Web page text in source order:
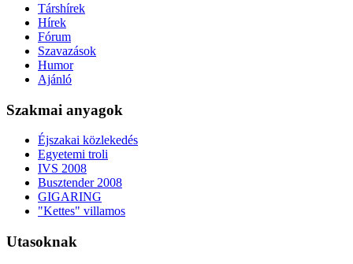
Társhírek
Hírek
Fórum
Szavazások
Humor
Ajánló
Szakmai anyagok
Éjszakai közlekedés
Egyetemi troli
IVS 2008
Busztender 2008
GIGARING
"Kettes" villamos
Utasoknak